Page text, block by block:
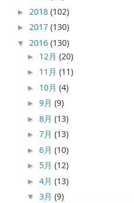
► 2018(102)
► 2017(130)
▼ 2016(130)
► 12月(20)
► 11月(11)
► 10月(4)
►9月(9)
►8月(13)
►7月(13)
►6月(10)
► 5月(12)
►4月(13)
▼3月(9)